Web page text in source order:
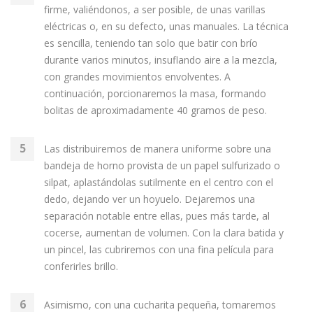
firme, valiéndonos, a ser posible, de unas varillas
eléctricas o, en su defecto, unas manuales. La técnica
es sencilla, teniendo tan solo que batir con brío
durante varios minutos, insuflando aire a la mezcla,
con grandes movimientos envolventes. A
continuación, porcionaremos la masa, formando
bolitas de aproximadamente 40 gramos de peso.
Las distribuiremos de manera uniforme sobre una
bandeja de horno provista de un papel sulfurizado o
silpat, aplastándolas sutilmente en el centro con el
dedo, dejando ver un hoyuelo. Dejaremos una
separación notable entre ellas, pues más tarde, al
cocerse, aumentan de volumen. Con la clara batida y
un pincel, las cubriremos con una fina película para
conferirles brillo.
Asimismo, con una cucharita pequeña, tomaremos